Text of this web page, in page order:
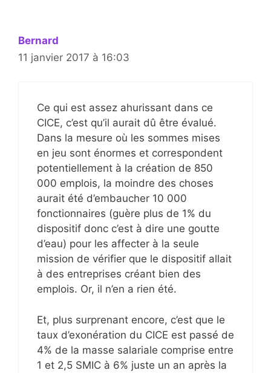
Bernard
11 janvier 2017 à 16:03
Ce qui est assez ahurissant dans ce
CICE, c’est qu’il aurait dû être évalué.
Dans la mesure où les sommes mises
en jeu sont énormes et correspondent
potentiellement à la création de 850
000 emplois, la moindre des choses
aurait été d’embaucher 10 000
fonctionnaires (guère plus de 1% du
dispositif donc c’est à dire une goutte
d’eau) pour les affecter à la seule
mission de vérifier que le dispositif allait
à des entreprises créant bien des
emplois. Or, il n’en a rien été.
Et, plus surprenant encore, c’est que le
taux d’exonération du CICE est passé de
4% de la masse salariale comprise entre
1 et 2,5 SMIC à 6% juste un an après la